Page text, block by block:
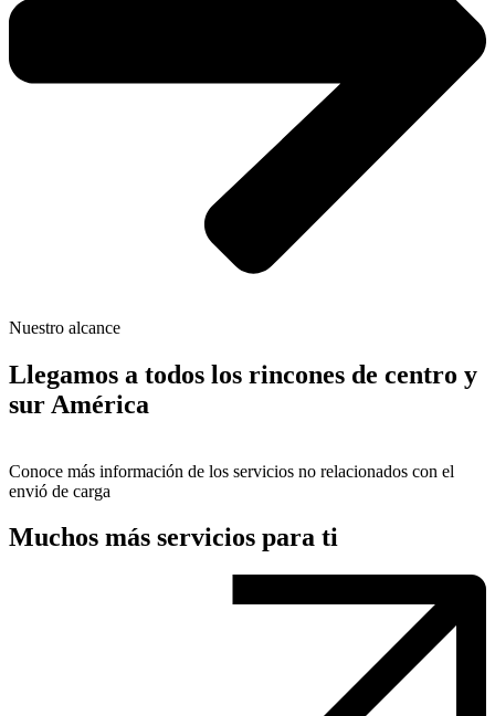
Nuestro alcance
Llegamos a todos los rincones de centro y
sur América
Conoce más información de los servicios no relacionados con el
envió de carga
Muchos más servicios para ti